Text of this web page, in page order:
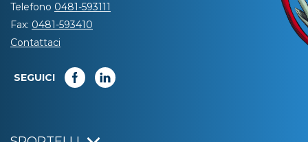
Telefono 0481-593111
Fax: 0481-593410
Contattaci
SEGUICI